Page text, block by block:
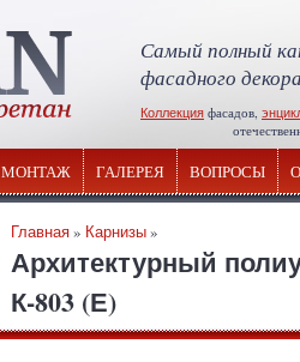
Самый полный
фасадного
Коллекция фасадов,
отечественный и
МОНТАЖ ГАЛЕРЕЯ ВОПРОСЫ
Главная» Карнизы»
Архитектурный
К-803 (Е)